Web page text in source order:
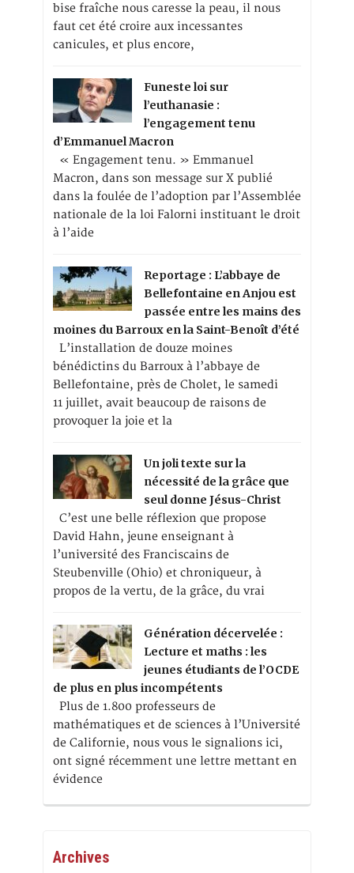
bise fraîche nous caresse la peau, il nous
faut cet été croire aux incessantes
canicules, et plus encore,
Funeste loi sur
l’euthanasie :
l’engagement tenu
d’Emmanuel Macron
« Engagement tenu. » Emmanuel
Macron, dans son message sur X publié
dans la foulée de l’adoption par l’Assemblée
nationale de la loi Falorni instituant le droit
à l’aide
Reportage : L’abbaye de
Bellefontaine en Anjou est
passée entre les mains des
moines du Barroux en la Saint-Benoît d’été
L’installation de douze moines
bénédictins du Barroux à l’abbaye de
Bellefontaine, près de Cholet, le samedi
11 juillet, avait beaucoup de raisons de
provoquer la joie et la
Un joli texte sur la
nécessité de la grâce que
seul donne Jésus-Christ
C’est une belle réflexion que propose
David Hahn, jeune enseignant à
l’université des Franciscains de
Steubenville (Ohio) et chroniqueur, à
propos de la vertu, de la grâce, du vrai
Génération décervelée :
Lecture et maths : les
jeunes étudiants de l’OCDE
de plus en plus incompétents
Plus de 1.800 professeurs de
mathématiques et de sciences à l’Université
de Californie, nous vous le signalions ici,
ont signé récemment une lettre mettant en
évidence
Archives